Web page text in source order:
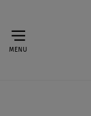
MENU